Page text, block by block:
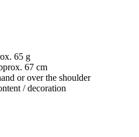
65 g
67 cm
or over the shoulder
/ decoration